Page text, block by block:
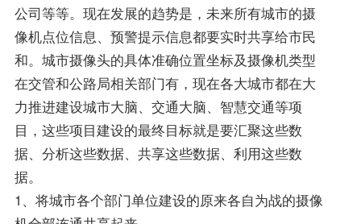
公司等等。现在发展的趋势是，未来所有城市的摄
像机点位信息、预警提示信息都要实时共享给市民
和。城市摄像头的具体准确位置坐标及摄像机类型
在交管和公路局相关部门有，现在各大城市都在大
力推进建设城市大脑、交通大脑、智慧交通等项
目，这些项目建设的最终目标就是要汇聚这些数
据、分析这些数据、共享这些数据、利用这些数
据。
1、将城市各个部门单位建设的原来各自为战的摄像